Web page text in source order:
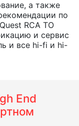
а также
по
RCA TO
и сервис
и все hi-fi и hi-
End